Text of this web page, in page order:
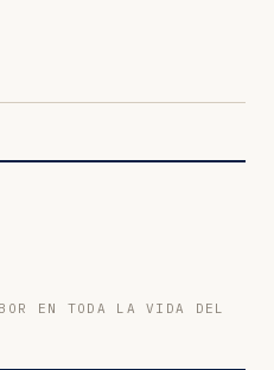
EN TODA LA VIDA DEL